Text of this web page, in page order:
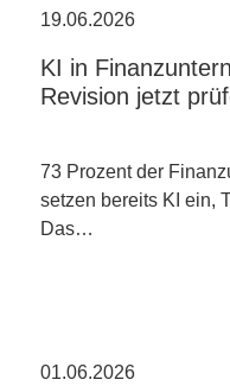
19.06.2026
KI in
Revision jetzt
73 Prozent der
setzen bereits KI ein,
Das…
01.06.2026